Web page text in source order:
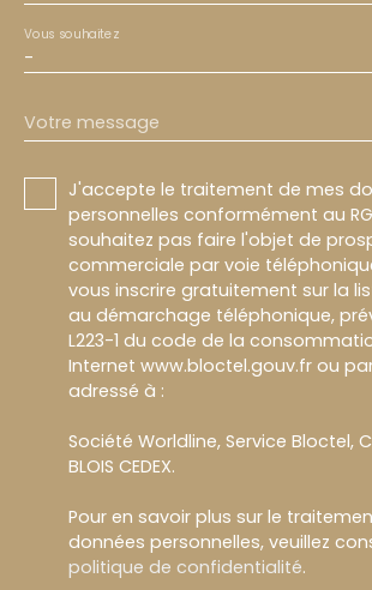
-
Vous souhaitez
Votre message
J'accepte le traitement de mes
personnelles conformément au
souhaitez pas faire l'objet de
commerciale par voie
vous inscrire gratuitement sur la
au démarchage téléphonique,
L223-1 du code de la
Internet www.bloctel.gouv.fr ou
adressé à :
Société Worldline, Service Bloctel, CS
BLOIS CEDEX.
Pour en savoir plus sur le
données personnelles, veuillez
politique de confidentialité.